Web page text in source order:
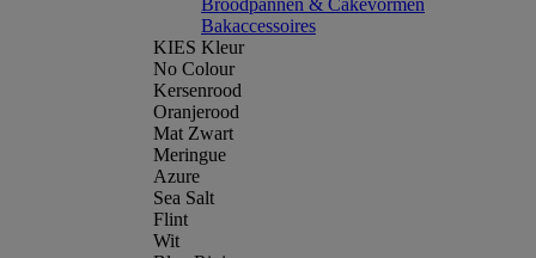
Broodpannen & Cakevormen
Bakaccessoires
KIES Kleur
No Colour
Kersenrood
Oranjerood
Mat Zwart
Meringue
Azure
Sea Salt
Flint
Wit